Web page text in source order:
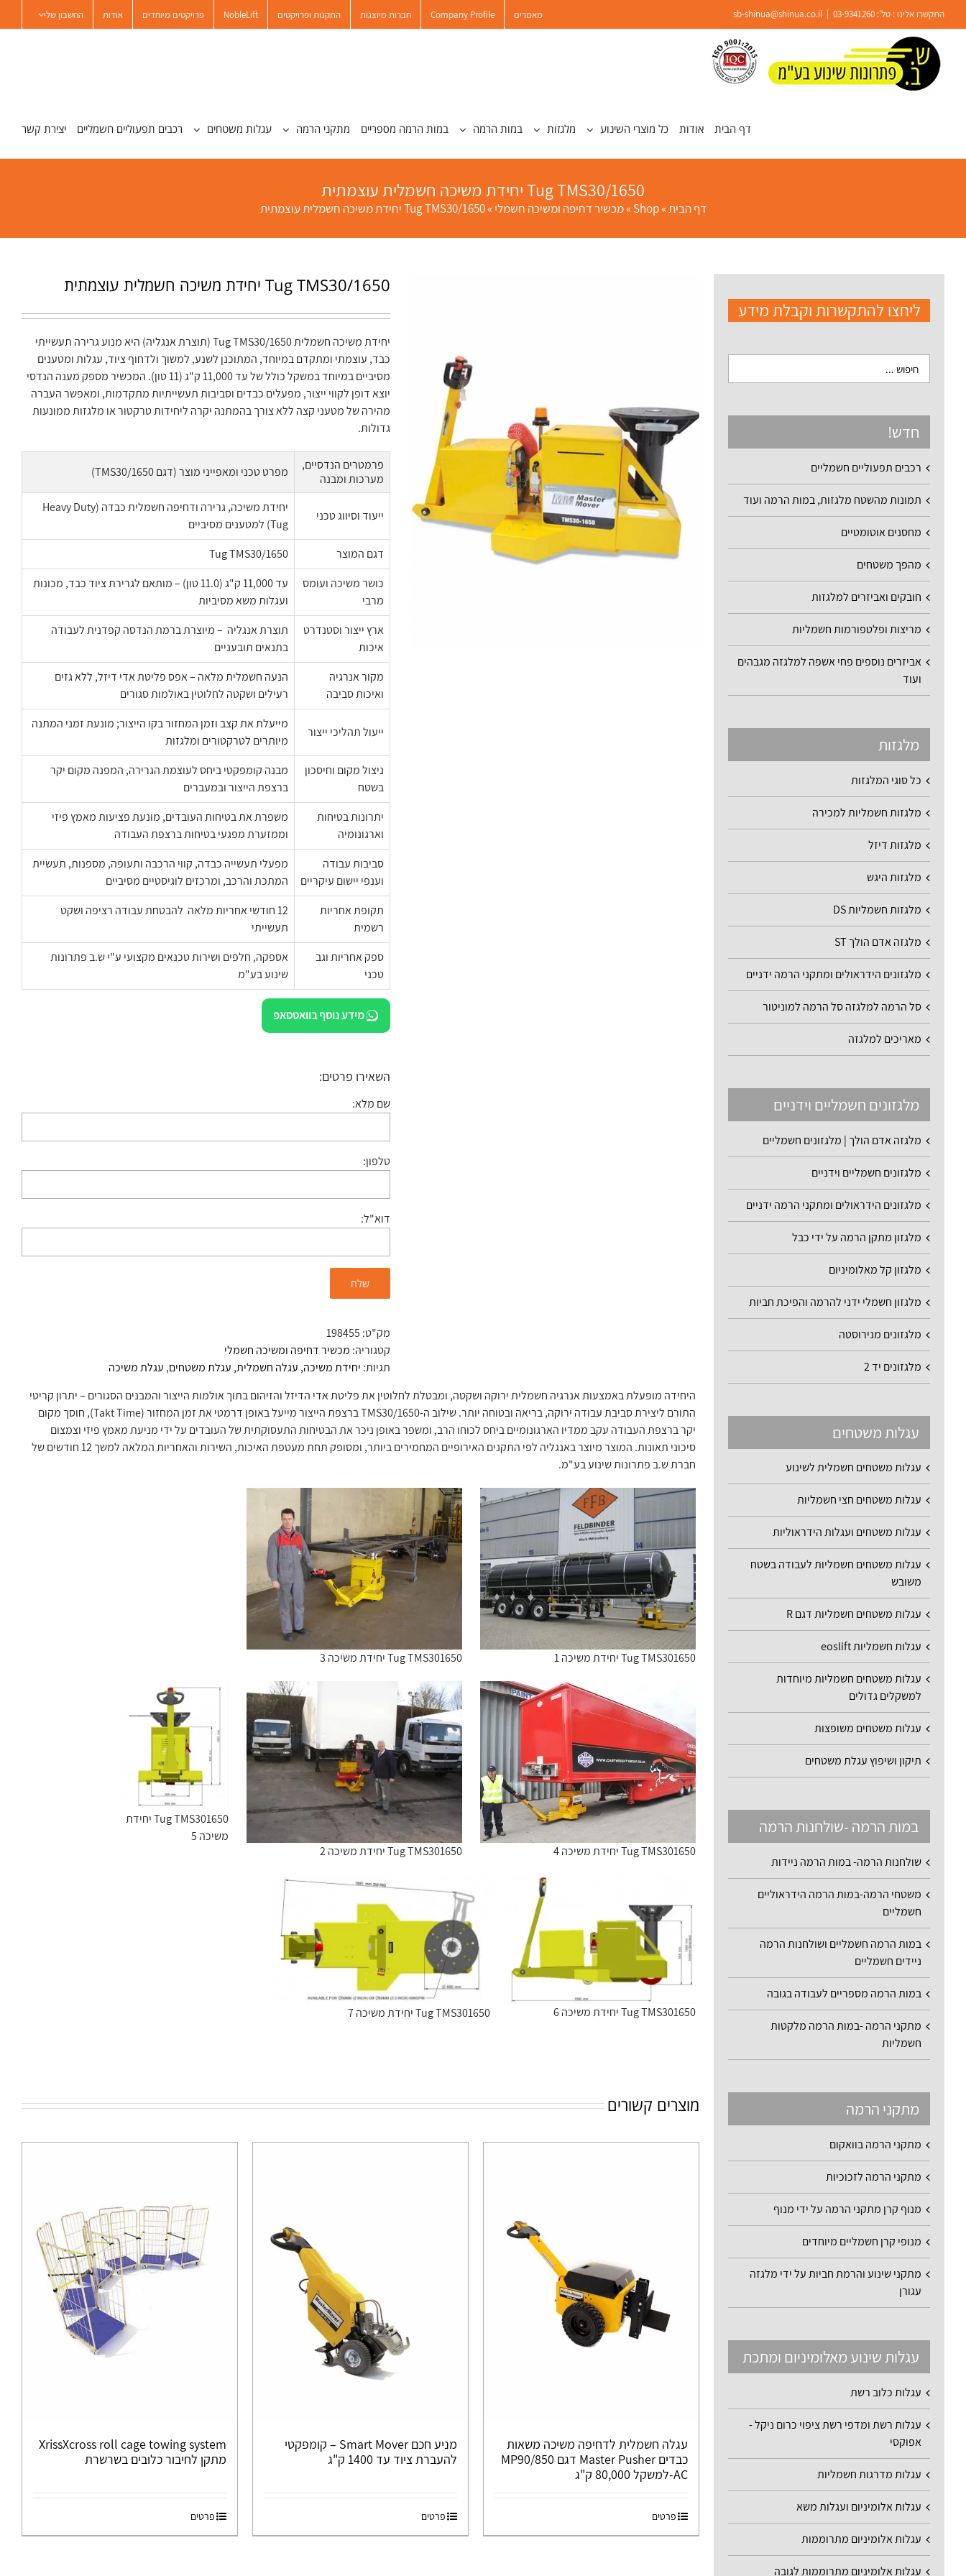
פתח סרגל נגישות
content
התקשרו אלינו : טל': 03-9341260
sb-shinua@shinua.co.il מאמרים Company Profile חברות מיוצגות התקנות ופרויקטים NobleLift פרויקטים מיוחדים אודות החשבון שלי
דף הבית אודות כל מוצרי השינוע מלגזות במות הרמה במות הרמה מספריים מתקני הרמה עגלות משטחים רכבים תפעוליים חשמליים יצירת קשר
Tug TMS30/1650 יחידת משיכה חשמלית עוצמתית
דף הבית»
Shop
»מכשיר דחיפה ומשיכה חשמלי »Tug TMS30/1650 יחידת משיכה חשמלית עוצמתית
Tug TMS30/1650 יחידת משיכה חשמלית עוצמתית
יחידת משיכה חשמלית Tug TMS30/1650 (תוצרת אנגליה) היא מנוע גרירה תעשייתי
כבד, עוצמתי ומתקדם במיוחד, המתוכנן לשנע, למשוך ולדחוף ציוד, עגלות ומטענים
מסיביים במיוחד במשקל כולל של עד 11,000 ק"ג (11 טון). המכשיר מספק מענה הנדסי
יוצא דופן לקווי ייצור, מפעלים כבדים וסביבות תעשייתיות מתקדמות, ומאפשר העברה
מהירה של מטעני קצה ללא צורך בהמתנה יקרה ליחידות טרקטור או מלגזות ממונעות
גדולות.
פרמטרים הנדסיים,
מערכות ומבנה
מפרט טכני ומאפייני מוצר (דגם TMS30/1650)
ייעוד וסיווג טכני
יחידת משיכה, גרירה ודחיפה חשמלית כבדה (Heavy Duty
Tug) למטענים מסיביים
דגם המוצר
Tug TMS30/1650
כושר משיכה ועומס
מרבי
עד 11,000 ק"ג (11.0 טון) – מותאם לגרירת ציוד כבד, מכונות
ועגלות משא מסיביות
ארץ ייצור וסטנדרט
איכות
תוצרת אנגליה – מיוצרת ברמת הנדסה קפדנית לעבודה
בתנאים תובעניים
מקור אנרגיה
ואיכות סביבה
הנעה חשמלית מלאה – אפס פליטת אדי דיזל, ללא גזים
רעילים ושקטה לחלוטין באולמות סגורים
ייעול תהליכי ייצור
מייעלת את קצב וזמן המחזור בקו הייצור; מונעת זמני המתנה
מיותרים לטרקטורים ומלגזות
ניצול מקום וחיסכון
בשטח
מבנה קומפקטי ביחס לעוצמת הגרירה, המפנה מקום יקר
ברצפת הייצור ובמעברים
יתרונות בטיחות
וארגונומיה
משפרת את בטיחות העובדים, מונעת פציעות מאמץ פיזי
וממזערת מפגעי בטיחות ברצפת העבודה
סביבות עבודה
וענפי יישום עיקריים
מפעלי תעשייה כבדה, קווי הרכבה ותעופה, מספנות, תעשיית
המתכת והרכב, ומרכזים לוגיסטיים מסיביים
תקופת אחריות
רשמית
12 חודשי אחריות מלאה להבטחת עבודה רציפה ושקט
תעשייתי
ספק אחריות וגב
טכני
אספקה, חלפים ושירות טכנאים מקצועי ע"י ש.ב פתרונות
שינוע בע"מ
מידע נוסף בוואטסאפ
השאירו פרטים:
שם מלא:
טלפון:
דוא"ל:
מק"ט: 198455
קטגוריה: מכשיר דחיפה ומשיכה חשמלי
תגיות: יחידת משיכה, עגלה חשמלית, עגלת משטחים, עגלת משיכה
היחידה מופעלת באמצעות אנרגיה חשמלית ירוקה ושקטה, ומבטלת לחלוטין את פליטת אדי הדיזל והזיהום בתוך אולמות הייצור והמבנים הסגורים – יתרון קריטי
התורם ליצירת סביבת עבודה ירוקה, בריאה ובטוחה יותר. שילוב ה-TMS30/1650 ברצפת הייצור מייעל באופן דרמטי את זמן המחזור (Takt Time), חוסך מקום
יקר ברצפת העבודה עקב ממדיו הארגונומיים ביחס לכוחו הרב, ומשפר באופן ניכר את הבטיחות התעסוקתית של העובדים על ידי מניעת מאמץ פיזי וצמצום
סיכוני תאונות. המוצר מיוצר באנגליה לפי התקנים האירופיים המחמירים ביותר, ומסופק תחת מעטפת האיכות, השירות והאחריות המלאה למשך 12 חודשים של
חברת ש.ב פתרונות שינוע בע"מ.
Tug TMS301650 יחידת משיכה 1 Tug TMS301650 יחידת משיכה 3
Tug TMS301650 יחידת משיכה 4 Tug TMS301650 יחידת משיכה 2
Tug TMS301650 יחידת
משיכה 5
Tug TMS301650 יחידת משיכה 6 Tug TMS301650 יחידת משיכה 7
מוצרים קשורים
עגלה חשמלית לדחיפה משיכה משאות
כבדים Master Pusher דגם MP90/850
AC-למשקל 80,000 ק"ג
פרטים
מניע חכם Smart Mover – קומפקטי
להעברת ציוד עד 1400 ק"ג
פרטים
XrissXcross roll cage towing system
מתקן לחיבור כלובים בשרשרת
פרטים
ליחצו להתקשרות וקבלת מידע
חדש!
רכבים תפעוליים חשמליים
תמונות מהשטח מלגזות, במות הרמה ועוד
מחסנים אוטומטיים
מהפך משטחים
חובקים ואביזרים למלגזות
מריצות ופלטפורמות חשמליות
אביזרים נוספים פחי אשפה למלגזה מגבהים
ועוד
מלגזות
כל סוגי המלגזות
מלגזות חשמליות למכירה
מלגזות דיזל
מלגזות היגש
מלגזות חשמליות DS
מלגזה אדם הולך ST
מלגזונים הידראולים ומתקני הרמה ידניים
סל הרמה למלגזה סל הרמה למוניטור
מאריכים למלגזה
מלגזונים חשמליים וידניים
מלגזה אדם הולך | מלגזונים חשמליים
מלגזונים חשמליים וידניים
מלגזונים הידראולים ומתקני הרמה ידניים
מלגזון מתקן הרמה על ידי כבל
מלגזון קל מאלומיניום
מלגזון חשמלי ידני להרמה והפיכת חביות
מלגזונים מנירוסטה
מלגזונים יד 2
עגלות משטחים
עגלות משטחים חשמלית לשינוע
עגלות משטחים חצי חשמליות
עגלות משטחים ועגלות הידראוליות
עגלות משטחים חשמליות לעבודה בשטח
משובש
עגלות משטחים חשמליות דגם R
עגלות חשמליות eoslift
עגלות משטחים חשמליות מיוחדות
למשקלים גדולים
עגלות משטחים משופצות
תיקון ושיפוץ עגלת משטחים
במות הרמה -שולחנות הרמה
שולחנות הרמה- במות הרמה ניידות
משטחי הרמה-במות הרמה הידראוליים
חשמליים
במות הרמה חשמליים ושולחנות הרמה
ניידים חשמליים
במות הרמה מספריים לעבודה בגובה
מתקני הרמה -במות הרמה מלקטות
חשמליות
מתקני הרמה
מתקני הרמה בוואקום
מתקני הרמה לזכוכיות
מנוף קרן מתקני הרמה על ידי מנוף
מנופי קרן חשמליים מיוחדים
מתקני שינוע והרמת חביות על ידי מלגזה
עגורן
עגלות שינוע מאלומיניום ומתכת
עגלות כלוב רשת
עגלות רשת ומדפי רשת ציפוי כרום ניקל -
אפוקסי
עגלות מדרגות חשמליות
עגלות אלומיניום ועגלות משא
עגלות אלומיניום מתרוממות
עגלות אלומיניום מתרוממות לגובה